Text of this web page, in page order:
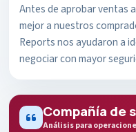
Antes de aprobar ventas
mejor a nuestros
Reports nos ayudaron a
negociar con mayor
Compañía de
Análisis para